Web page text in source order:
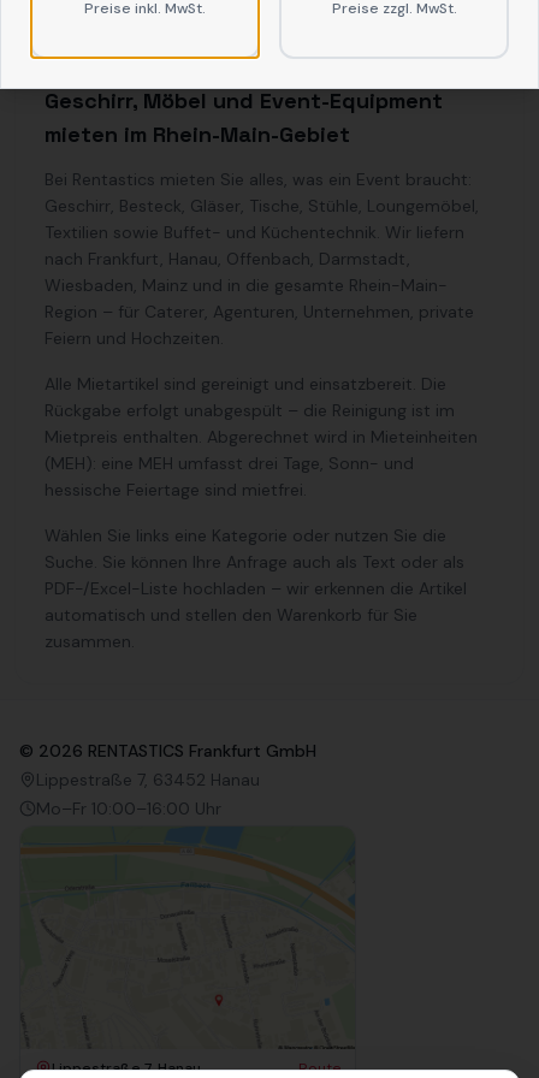
Geschirr, Möbel und Event-Equipment
mieten im Rhein-Main-Gebiet
Bei Rentastics mieten Sie alles, was ein Event braucht:
Geschirr, Besteck, Gläser, Tische, Stühle, Loungemöbel,
Textilien sowie Buffet- und Küchentechnik. Wir liefern
nach Frankfurt, Hanau, Offenbach, Darmstadt,
Wiesbaden, Mainz und in die gesamte Rhein-Main-
Region – für Caterer, Agenturen, Unternehmen, private
Feiern und Hochzeiten.
Alle Mietartikel sind gereinigt und einsatzbereit. Die
Rückgabe erfolgt unabgespült – die Reinigung ist im
Mietpreis enthalten. Abgerechnet wird in Mieteinheiten
(MEH): eine MEH umfasst drei Tage, Sonn- und
hessische Feiertage sind mietfrei.
Wählen Sie links eine Kategorie oder nutzen Sie die
Suche. Sie können Ihre Anfrage auch als Text oder als
PDF-/Excel-Liste hochladen – wir erkennen die Artikel
automatisch und stellen den Warenkorb für Sie
zusammen.
© 2026 RENTASTICS Frankfurt GmbH
Lippestraße 7, 63452 Hanau
Mo–Fr 10:00–16:00 Uhr
Lippestraße 7, Hanau Route
Preise inkl. MwSt. Preise zzgl. MwSt.